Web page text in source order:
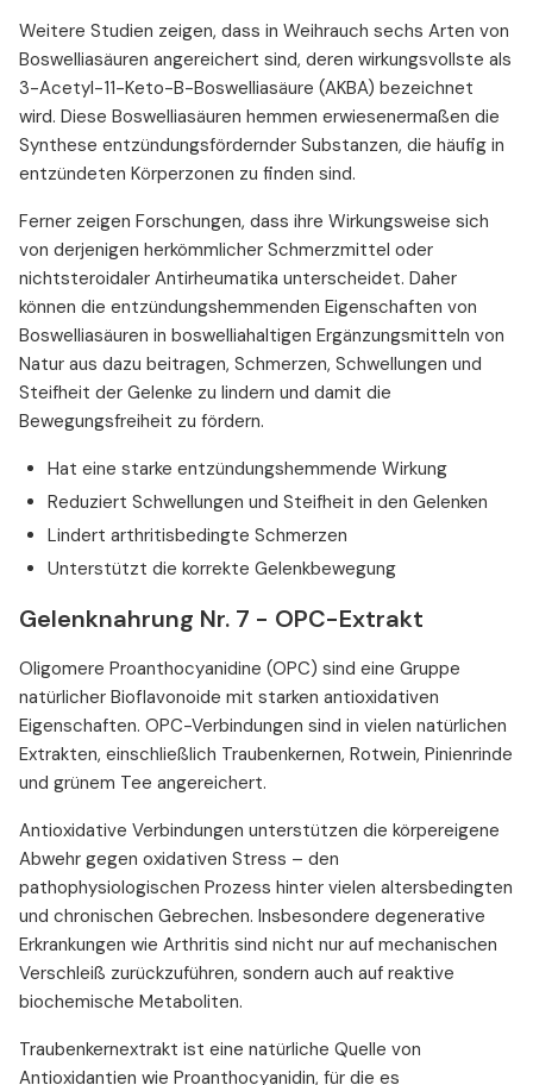
Weitere Studien zeigen, dass in Weihrauch sechs Arten von
Boswelliasäuren angereichert sind, deren wirkungsvollste als
3-Acetyl-11-Keto-B-Boswelliasäure (AKBA) bezeichnet
wird. Diese Boswelliasäuren hemmen erwiesenermaßen die
Synthese entzündungsfördernder Substanzen, die häufig in
entzündeten Körperzonen zu finden sind.
Ferner zeigen Forschungen, dass ihre Wirkungsweise sich
von derjenigen herkömmlicher Schmerzmittel oder
nichtsteroidaler Antirheumatika unterscheidet. Daher
können die entzündungshemmenden Eigenschaften von
Boswelliasäuren in boswelliahaltigen Ergänzungsmitteln von
Natur aus dazu beitragen, Schmerzen, Schwellungen und
Steifheit der Gelenke zu lindern und damit die
Bewegungsfreiheit zu fördern.
Hat eine starke entzündungshemmende Wirkung
Reduziert Schwellungen und Steifheit in den Gelenken
Lindert arthritisbedingte Schmerzen
Unterstützt die korrekte Gelenkbewegung
Gelenknahrung Nr. 7 - OPC-Extrakt
Oligomere Proanthocyanidine (OPC) sind eine Gruppe
natürlicher Bioflavonoide mit starken antioxidativen
Eigenschaften. OPC-Verbindungen sind in vielen natürlichen
Extrakten, einschließlich Traubenkernen, Rotwein, Pinienrinde
und grünem Tee angereichert.
Antioxidative Verbindungen unterstützen die körpereigene
Abwehr gegen oxidativen Stress – den
pathophysiologischen Prozess hinter vielen altersbedingten
und chronischen Gebrechen. Insbesondere degenerative
Erkrankungen wie Arthritis sind nicht nur auf mechanischen
Verschleiß zurückzuführen, sondern auch auf reaktive
biochemische Metaboliten.
Traubenkernextrakt ist eine natürliche Quelle von
Antioxidantien wie Proanthocyanidin, für die es